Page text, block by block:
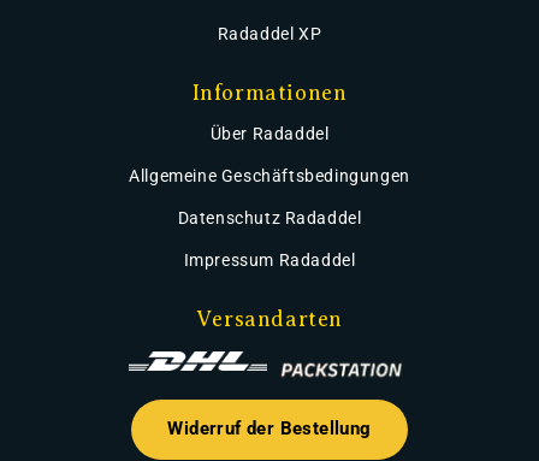
Radaddel XP
Informationen
Über Radaddel
Allgemeine Geschäftsbedingungen
Datenschutz Radaddel
Impressum Radaddel
Versandarten
Widerruf der Bestellung